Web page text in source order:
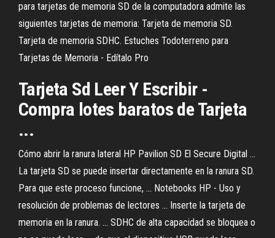
para tarjetas de memoria SD de la computadora admite las
siguientes tarjetas de memoria: Tarjeta de memoria SD.
Tarjeta de memoria SDHC. Estuches Todoterreno para
Tarjetas de Memoria - Edítalo Pro
Tarjeta Sd Leer Y Escribir -
Compra lotes baratos de Tarjeta
...
Cómo abrir la ranura lateral HP Pavilion SD El Secure Digital ...
La tarjeta SD se puede insertar directamente en la ranura SD.
Para que este proceso funcione, ... Notebooks HP - Uso y
resolución de problemas de lectores ... Inserte la tarjeta de
memoria en la ranura. ... SDHC de alta capacidad se bloquea o